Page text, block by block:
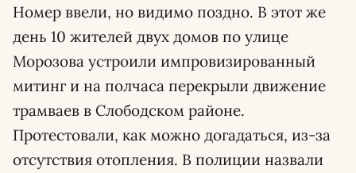
Номер ввели, но видимо поздно. В этот же
день 10 жителей двух домов по улице
Морозова устроили импровизированный
митинг и на полчаса перекрыли движение
трамваев в Слободском районе.
Протестовали, как можно догадаться, из-за
отсутствия отопления. В полиции назвали